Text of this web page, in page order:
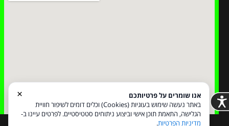
×
אנו שומרים על פרטיותכם
באתר נעשה שימוש בעוגיות (Cookies) וכלים דומים לשיפור חוויית
הגלישה, התאמת תוכן אישי וביצוע ניתוחים סטטיסטיים. לפרטים עיינו ב-
מדיניות הפרטיות.